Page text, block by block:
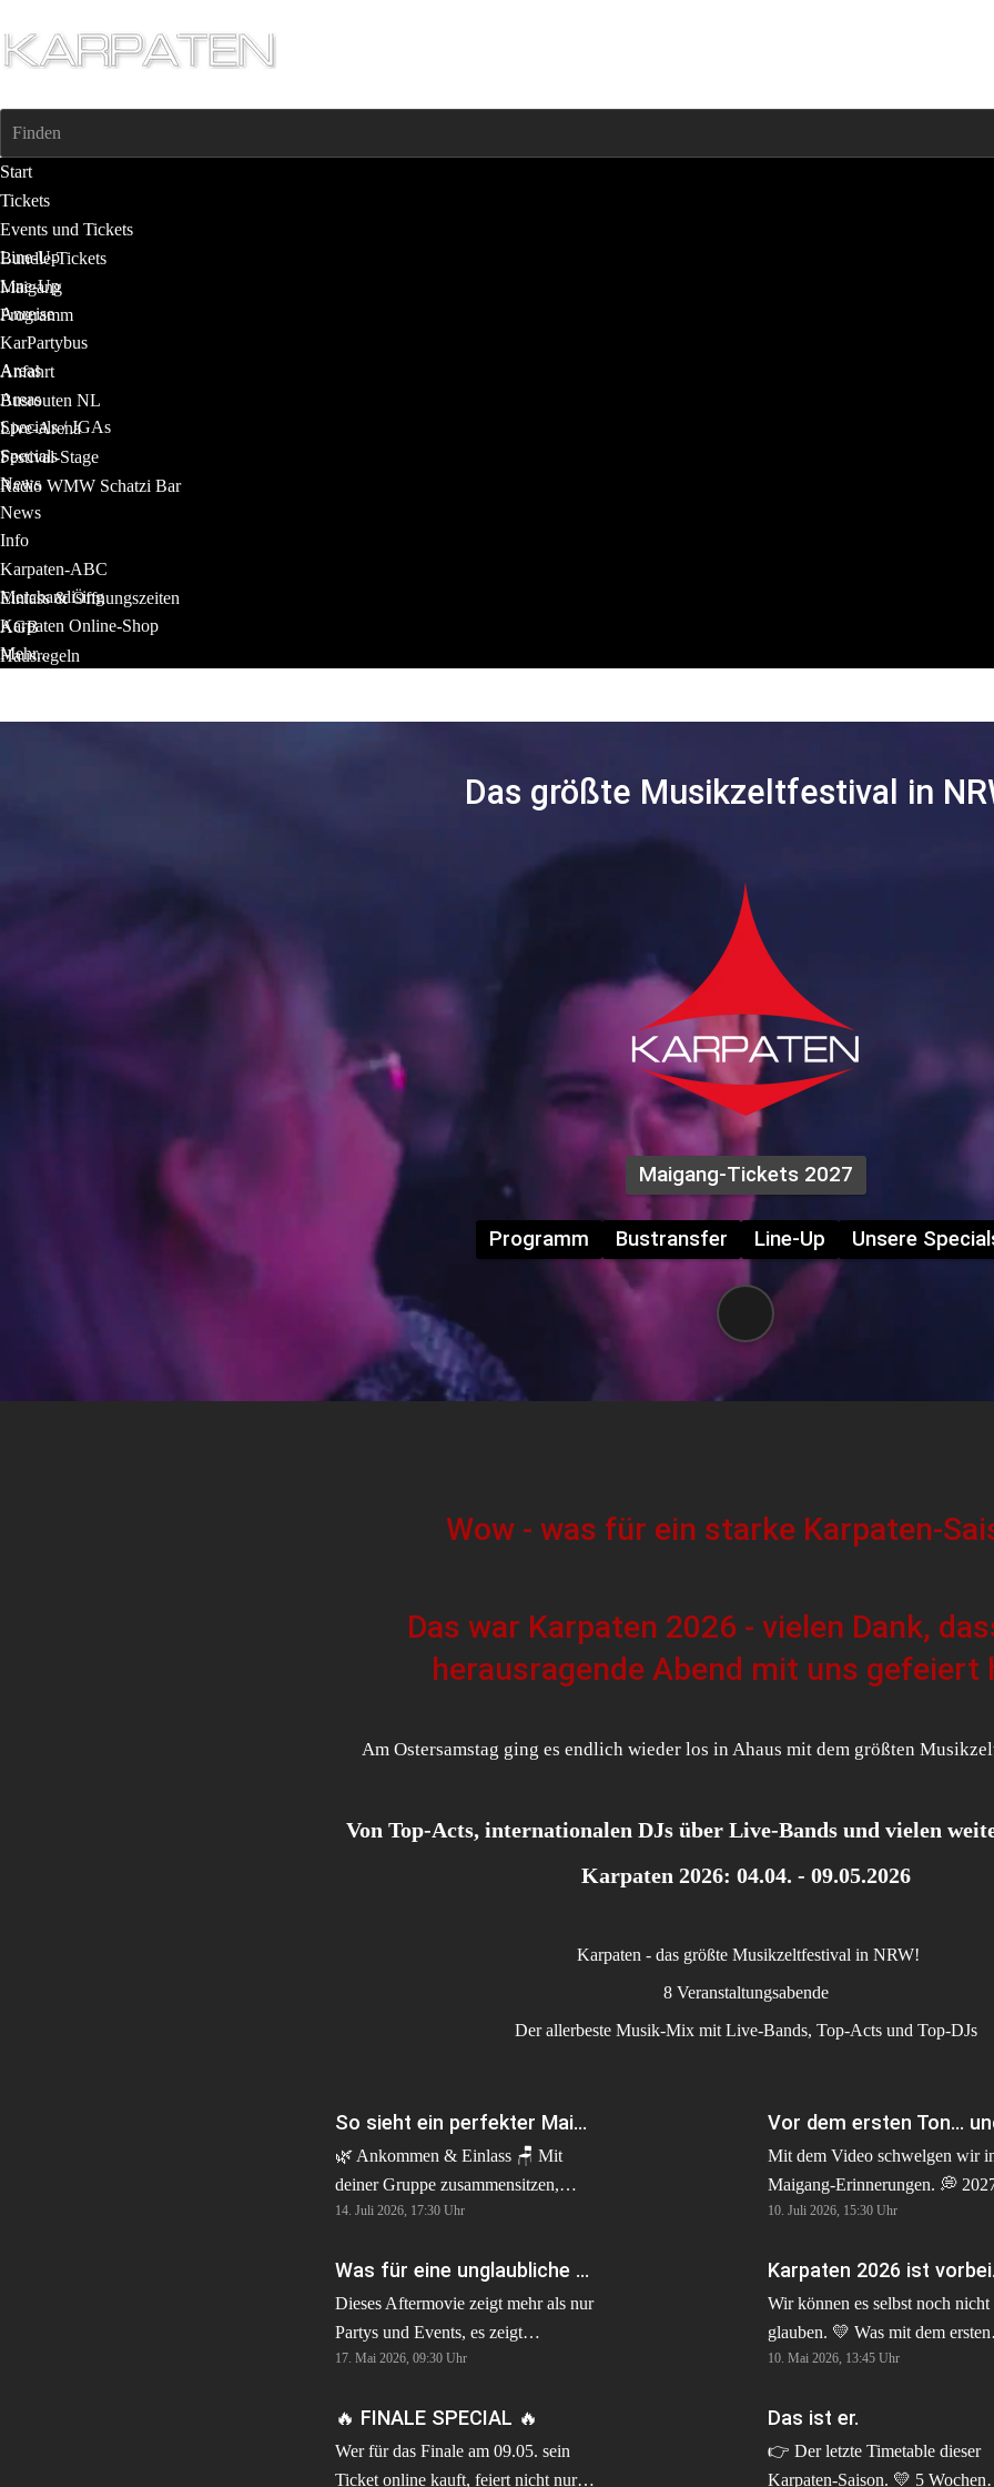
Finden
Start
Tickets
Events und Tickets
Bundle-Tickets
Maigang
Line-Up
Line-Up
Programm
Anreise
KarPartybus
Anfahrt
Busrouten NL
Areas
Areas
Live-Arena
Festival-Stage
Radio WMW Schatzi Bar
Specials / JGAs
Specials
News
News
Info
Karpaten-ABC
Einlass & Öffnungszeiten
AGB
Hausregeln
Merchandising
Karpaten Online-Shop
Mehr...
Das größte Musikzeltfestival in
Maigang-Tickets 2027
Programm Bustransfer Line-Up Unsere
Wow - was für ein starke Karpaten-
Das war Karpaten 2026 - vielen Dank,
herausragende Abend mit uns gefeiert
Am Ostersamstag ging es endlich wieder los in Ahaus mit dem größten
Von Top-Acts, internationalen DJs über Live-Bands und vielen
Karpaten 2026: 04.04. - 09.05.2026
Karpaten - das größte Musikzeltfestival in NRW!
8 Veranstaltungsabende
Der allerbeste Musik-Mix mit Live-Bands, Top-Acts und Top-DJs
So sieht ein perfekter Maigang aus. 🍻🎉
🌿 Ankommen & Einlass 🪑 Mit
deiner Gruppe zusammensitzen,
quatschen und die Stimmung
Getränke 🎶 Gemeinsam feiern,
singen und einfach eine gute Zeit
haben 💃 Und wenn die Uhr 21:30
Uhr schlägt, öffnen sich die weiteren
erst so richtig! 🔥 Genau diese
Mischung macht den Karpaten
Maigang seit Jahrzehnten aus:
14. Juli 2026, 17:30Uhr
Mit dem Video schwelgen wir
Maigang-Erinnerungen. 💭 2027
schreiben wir gemeinsam das
🥳 Ein Jubiläum, das wir mit
gebührend feiern wollen und ihr
dürft euch auf die ein oder
Überraschung freuen. ✨ Die
wir auch: Die Maigang-Tickets
2027 werden bereits richtig gut
gebucht. Wer mit seinen
10. Juli 2026, 15:30Uhr
Was für eine unglaubliche Saison 2026 ❤️‍🔥
Dieses Aftermovie zeigt mehr als nur
Partys und Events, es zeigt
Erinnerungen, Emotionen und
werden. Von den ersten
Sonnenstrahlen beim legendären
Maigang 🌞🍻 bis zu langen
17. Mai 2026, 09:30Uhr
Wir können es selbst noch nicht
glauben. 💛 Was mit dem ersten
Abend angefangen hat, wurde
Erinnerungen, Musik,
Freundschaften und Nächten,
viel zu schnell vorbeigingen. Danke
10. Mai 2026, 13:45Uhr
🔥 FINALE SPECIAL 🔥
Wer für das Finale am 09.05. sein
Ticket online kauft, feiert nicht nur
Das ist er.
👉 Der letzte Timetable dieser
Karpaten-Saison. 💛 5 Wochen